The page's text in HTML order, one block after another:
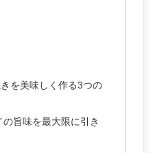
を美味しく作る3つの
旨味を最大限に引き